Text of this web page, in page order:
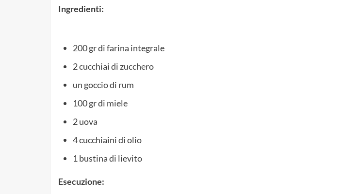
Ingredienti:
200 gr di farina integrale
2 cucchiai di zucchero
un goccio di rum
100 gr di miele
2 uova
4 cucchiaini di olio
1 bustina di lievito
Esecuzione: